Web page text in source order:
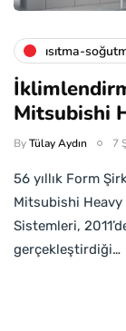
isıtma-
Mitsubishi
ByTülay Aydın 7
56 yıllık Form
Mitsubishi Heavy
Sistemleri,
gerçekleştirdiği…